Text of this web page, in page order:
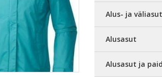
Alus- ja väliasut
Alusasut
Alusasut ja